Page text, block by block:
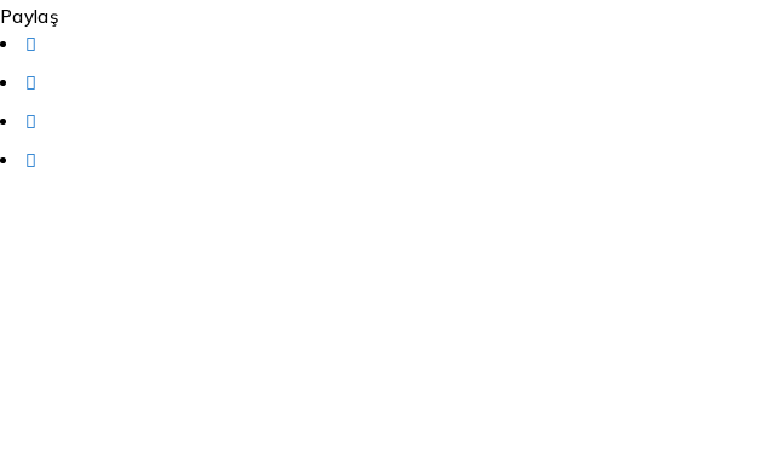
Paylaş